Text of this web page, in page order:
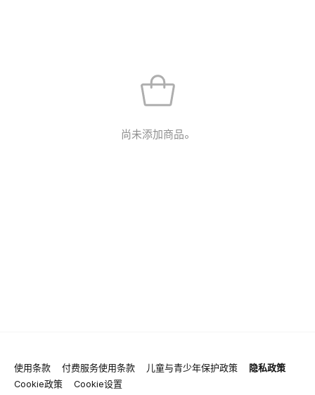
尚未添加商品。
使用条款 付费服务使用条款 儿童与青少年保护政策
隐私政策
Cookie政策
Cookie设置